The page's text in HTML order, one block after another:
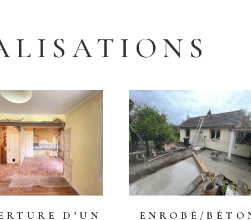
D’UN ENROBÉ/